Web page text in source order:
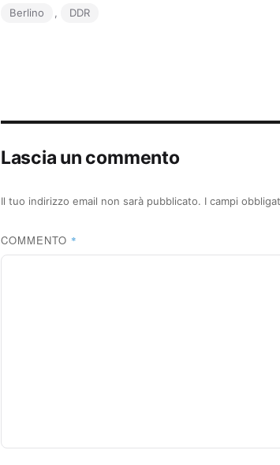
TagBerlino , DDR
Lascia un commento
Il tuo indirizzo email non sarà pubblicato. I campi
COMMENTO *